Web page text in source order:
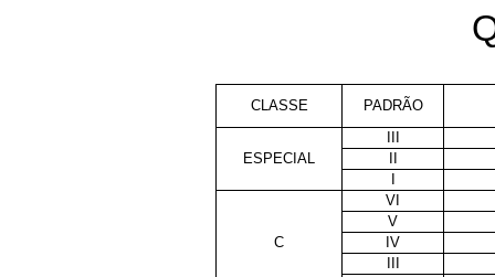
CLASSE
PADRÃO
ESPECIAL
VI
V
C
IV